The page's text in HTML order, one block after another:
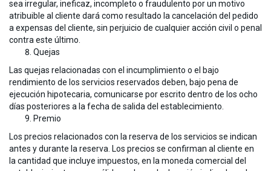
sea irregular, ineficaz, incompleto o fraudulento por un motivo
atribuible al cliente dará como resultado la cancelación del pedido
a expensas del cliente, sin perjuicio de cualquier acción civil o penal
contra este último.
Quejas
Las quejas relacionadas con el incumplimiento o el bajo
rendimiento de los servicios reservados deben, bajo pena de
ejecución hipotecaria, comunicarse por escrito dentro de los ocho
días posteriores a la fecha de salida del establecimiento.
Premio
Los precios relacionados con la reserva de los servicios se indican
antes y durante la reserva. Los precios se confirman al cliente en
la cantidad que incluye impuestos, en la moneda comercial del